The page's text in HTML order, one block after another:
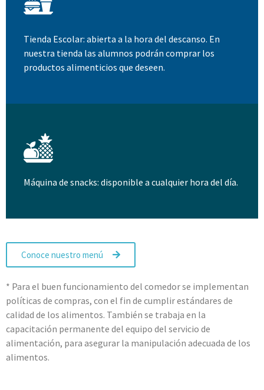
Tienda Escolar: abierta a la hora del descanso. En
nuestra tienda las alumnos podrán comprar los
productos alimenticios que deseen.
Máquina de snacks: disponible a cualquier hora del día.
Conoce nuestro menú
* Para el buen funcionamiento del comedor se implementan
políticas de compras, con el fin de cumplir estándares de
calidad de los alimentos. También se trabaja en la
capacitación permanente del equipo del servicio de
alimentación, para asegurar la manipulación adecuada de los
alimentos.